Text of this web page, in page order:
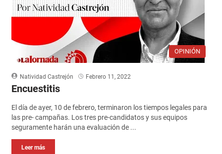
OPINIÓN
Natividad Castrejón Febrero 11, 2022
Encuestitis
El día de ayer, 10 de febrero, terminaron los tiempos legales para
las pre- campañas. Los tres pre-candidatos y sus equipos
seguramente harán una evaluación de ...
Leer más